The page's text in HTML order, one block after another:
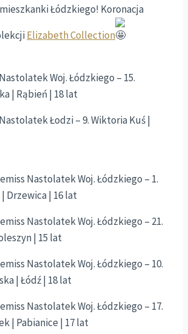
Łódzkiego! Koronacja
Elizabeth Collection
Woj. Łódzkiego – 15.
| Rąbień | 18 lat
Łodzi – 9. Wiktoria Kuś |
Nastolatek Woj. Łódzkiego – 1.
Drzewica | 16 lat
Nastolatek Woj. Łódzkiego – 21.
| 15 lat
Nastolatek Woj. Łódzkiego – 10.
| Łódź | 18 lat
Nastolatek Woj. Łódzkiego – 17.
| Pabianice | 17 lat